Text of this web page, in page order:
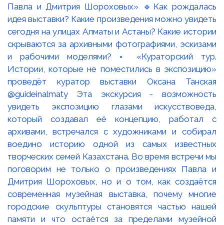
Павла и Дмитрия Шороховых» 🔹Как рождалась
идея выставки? Какие произведения можно увидеть
сегодня на улицах Алматы и Астаны? Какие истории
скрываются за архивными фотографиями, эскизами
и рабочими моделями? ▫️ «Кураторский тур.
Истории, которые не поместились в экспозицию»
проведёт куратор выставки Оксана Танская
@guideinalmaty Эта экскурсия - возможность
увидеть экспозицию глазами искусствоведа,
который создавал её концепцию, работал с
архивами, встречался с художниками и собирал
воедино историю одной из самых известных
творческих семей Казахстана. Во время встречи мы
поговорим не только о произведениях Павла и
Дмитрия Шороховых, но и о том, как создаётся
современная музейная выставка, почему многие
городские скульптуры становятся частью нашей
памяти и что остаётся за пределами музейной